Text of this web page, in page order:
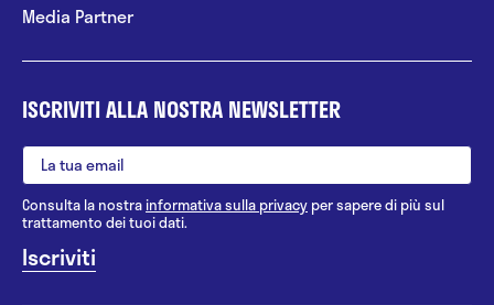
Media Partner
ISCRIVITI ALLA NOSTRA NEWSLETTER
Consulta la nostrainformativa sulla privacy per sapere di più sul
trattamento dei tuoi dati.